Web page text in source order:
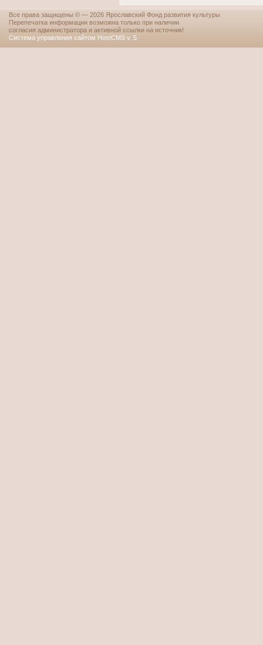
Все права защищены © — 2026 Ярославский Фонд развития культуры
Перепечатка информации возможна только при наличии
согласия администратора и активной ссылки на источник!
Система управления сайтом HostCMS v. 5